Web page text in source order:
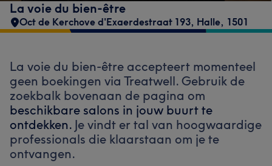
La voie du bien-être
Oct de Kerchove d'Exaerdestraat 193, Halle, 1501
La voie du bien-être accepteert momenteel
geen boekingen via Treatwell. Gebruik de
zoekbalk bovenaan de pagina om
beschikbare salons in jouw buurt te
ontdekken. Je vindt er tal van hoogwaardige
professionals die klaarstaan om je te
ontvangen.